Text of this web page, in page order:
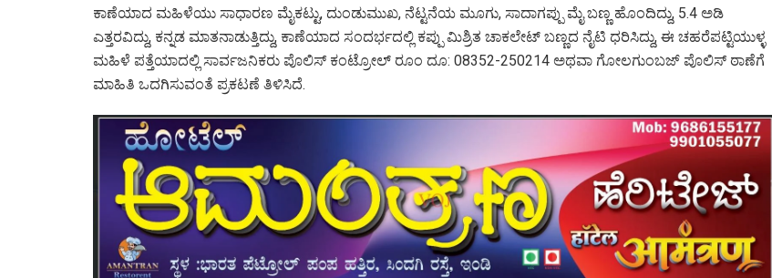
ಕಾಣೆಯಾದ ಮಹಿಳೆಯು ಸಾಧಾರಣ ಮೈಕಟ್ಟು, ದುಂಡುಮುಖ, ನೆಟ್ಟನೆಯ ಮೂಗು, ಸಾದಾಗಪ್ಪು ಮೈ ಬಣ್ಣ ಹೊಂದಿದ್ದು, 5.4 ಅಡಿ
ಎತ್ತರವಿದ್ದು, ಕನ್ನಡ ಮಾತನಾಡುತ್ತಿದ್ದು, ಕಾಣೆಯಾದ ಸಂದರ್ಭದಲ್ಲಿ ಕಪ್ಪು ಮಿಶ್ರಿತ ಚಾಕಲೇಟ್ ಬಣ್ಣದ ನೈಟಿ ಧರಿಸಿದ್ದು, ಈ ಚಹರೆಪಟ್ಟಿಯುಳ್ಳ
ಮಹಿಳೆ ಪತ್ತೆಯಾದಲ್ಲಿ ಸಾರ್ವಜನಿಕರು ಪೊಲಿಸ್ ಕಂಟ್ರೋಲ್ ರೂಂ ದೂ: 08352-250214 ಅಥವಾ ಗೋಲಗುಂಬಜ್ ಪೊಲಿಸ್ ಠಾಣೆಗೆ
ಮಾಹಿತಿ ಒದಗಿಸುವಂತೆ ಪ್ರಕಟಣೆ ತಿಳಿಸಿದೆ.